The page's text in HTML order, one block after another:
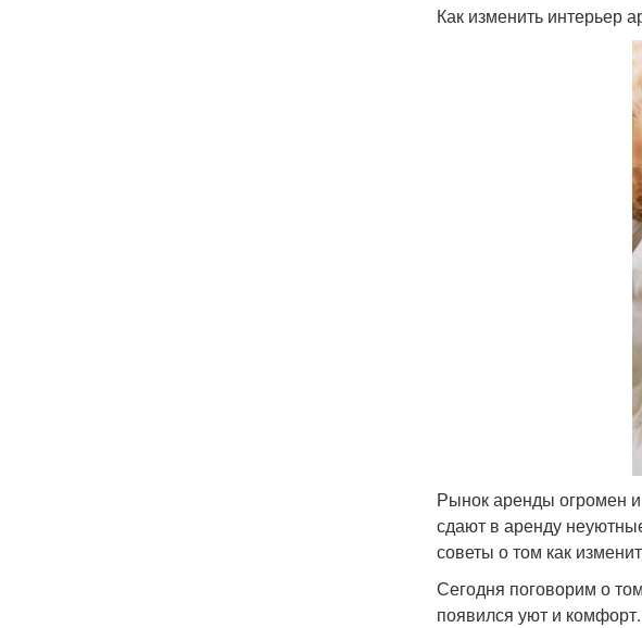
Как изменить интерьер
Рынок аренды огромен и
сдают в аренду
советы о том как
Сегодня поговорим о
появился уют и комфорт.